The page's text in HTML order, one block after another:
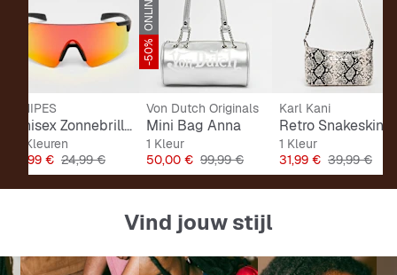
SNIPES
Unisex Zonnebrillen
5 Kleuren
Prijs
19,99 € Originele Prijs
24,99 €
-50%
Von Dutch Originals
Mini Bag Anna
1 Kleur
Prijs
50,00 € Originele Prijs
99,99 €
Karl Kani
1 Kleur
Prijs
31,99 € Originele
39,99 €
Vind jouw stijl